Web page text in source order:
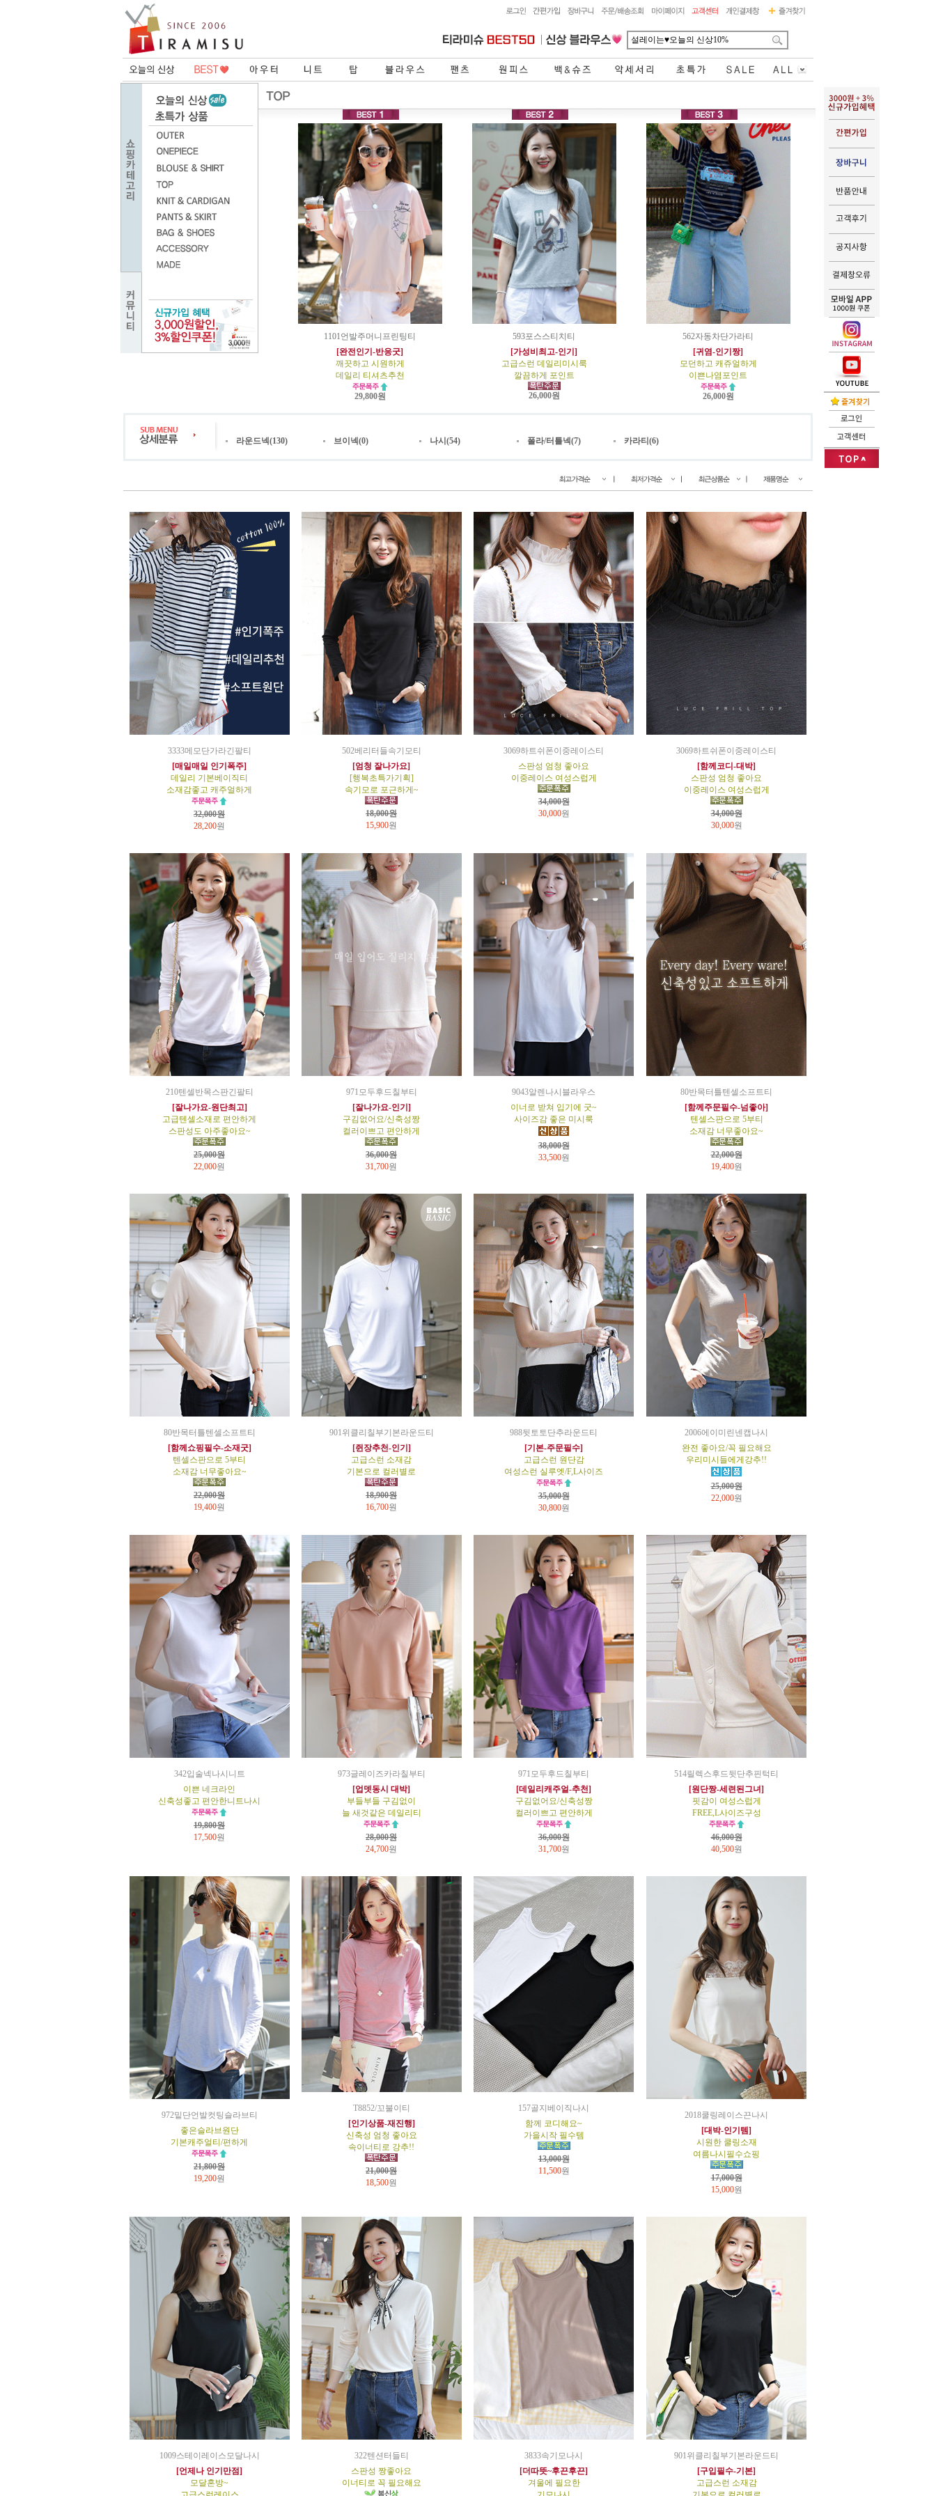
1101언발주머니프린팅티
[완전인기-반응굿]
깨끗하고 시원하게
데일리 티셔츠추천
29,800원
593포스스티치티
[가성비최고-인기]
고급스런 데일리미시룩
깔끔하게 포인트
26,000원
562자동차단가라티
[귀염-인기짱]
모던하고 캐쥬얼하게
이쁜나염포인트
26,000원
라운드넥(130) 브이넥(0) 나시(54) 폴라/터틀넥(7) 카라티(6)
3333메모단가라긴팔티
[매일매일 인기폭주]
데일리 기본베이직티
소재감좋고 캐주얼하게
32,000원
28,200원
502베리터들속기모티
[엄청 잘나가요]
[행복초특가기획]
속기모로 포근하게~
18,000원
15,900원
3069하트쉬폰이중레이스티
스판성 엄청 좋아요
이중레이스 여성스럽게
34,000원
30,000원
3069하트쉬폰이중레이스티
[함께코디-대박]
스판성 엄청 좋아요
이중레이스 여성스럽게
34,000원
30,000원
210텐셀반목스판긴팔티
[잘나가요-원단최고]
고급텐셀소재로 편안하게
스판성도 아주좋아요~
25,000원
22,000원
971모두후드칠부티
[잘나가요-인기]
구김없어요/신축성짱
컬러이쁘고 편안하게
36,000원
31,700원
9043알렌나시블라우스
이너로 받쳐 입기에 굿~
사이즈감 좋은 미시룩
38,000원
33,500원
80반목터틀텐셀소프트티
[함께주문필수-넘좋아]
텐셀스판으로 5부티
소재감 너무좋아요~
22,000원
19,400원
80반목터틀텐셀소프트티
[함께쇼핑필수-소재굿]
텐셀스판으로 5부티
소재감 너무좋아요~
22,000원
19,400원
901위클리칠부기본라운드티
[쥔장추천-인기]
고급스런 소재감
기본으로 컬러별로
18,900원
16,700원
988뒷토토단추라운드티
[기본-주문필수]
고급스런 원단감
여성스런 실루엣/F,L사이즈
35,000원
30,800원
2006에이미린넨캡나시
완전 좋아요/꼭 필요해요
우리미시들에게강추!!
25,000원
22,000원
342입술넥나시니트
이쁜 네크라인
신축성좋고 편안한니트나시
19,800원
17,500원
973글레이즈카라칠부티
[업뎃동시 대박]
부들부들 구김없이
늘 새것같은 데일리티
28,000원
24,700원
971모두후드칠부티
[데일리캐주얼-추천]
구김없어요/신축성짱
컬러이쁘고 편안하게
36,000원
31,700원
514릴렉스후드뒷단추핀턱티
[원단짱-세련된그녀]
핏감이 여성스럽게
FREE,L사이즈구성
46,000원
40,500원
972밑단언발컷팅슬라브티
좋은슬라브원단
기본캐주얼티/편하게
21,800원
19,200원
T8852/꼬불이티
[인기상품-재진행]
신축성 엄청 좋아요
속이너티로 강추!!
21,000원
18,500원
157골지베이직나시
함께 코디해요~
가을시작 필수템
13,000원
11,500원
2018쿨링레이스끈나시
[대박-인기템]
시원한 쿨링소재
여름나시필수쇼핑
17,000원
15,000원
1009스테이레이스모달나시
[언제나 인기만점]
모달혼방~
322텐션터들티
스판성 짱좋아요
이너티로 꼭 필요해요
3833속기모나시
[더따뜻~후끈후끈]
겨울에 필요한
901위클리칠부기본라운드티
[구입필수-기본]
고급스런 소재감